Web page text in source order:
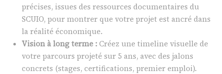
précises, issues des ressources documentaires du
SCUIO, pour montrer que votre projet est ancré dans
la réalité économique.
Vision à long terme :Créez une timeline visuelle de
votre parcours projeté sur 5 ans, avec des jalons
concrets (stages, certifications, premier emploi).